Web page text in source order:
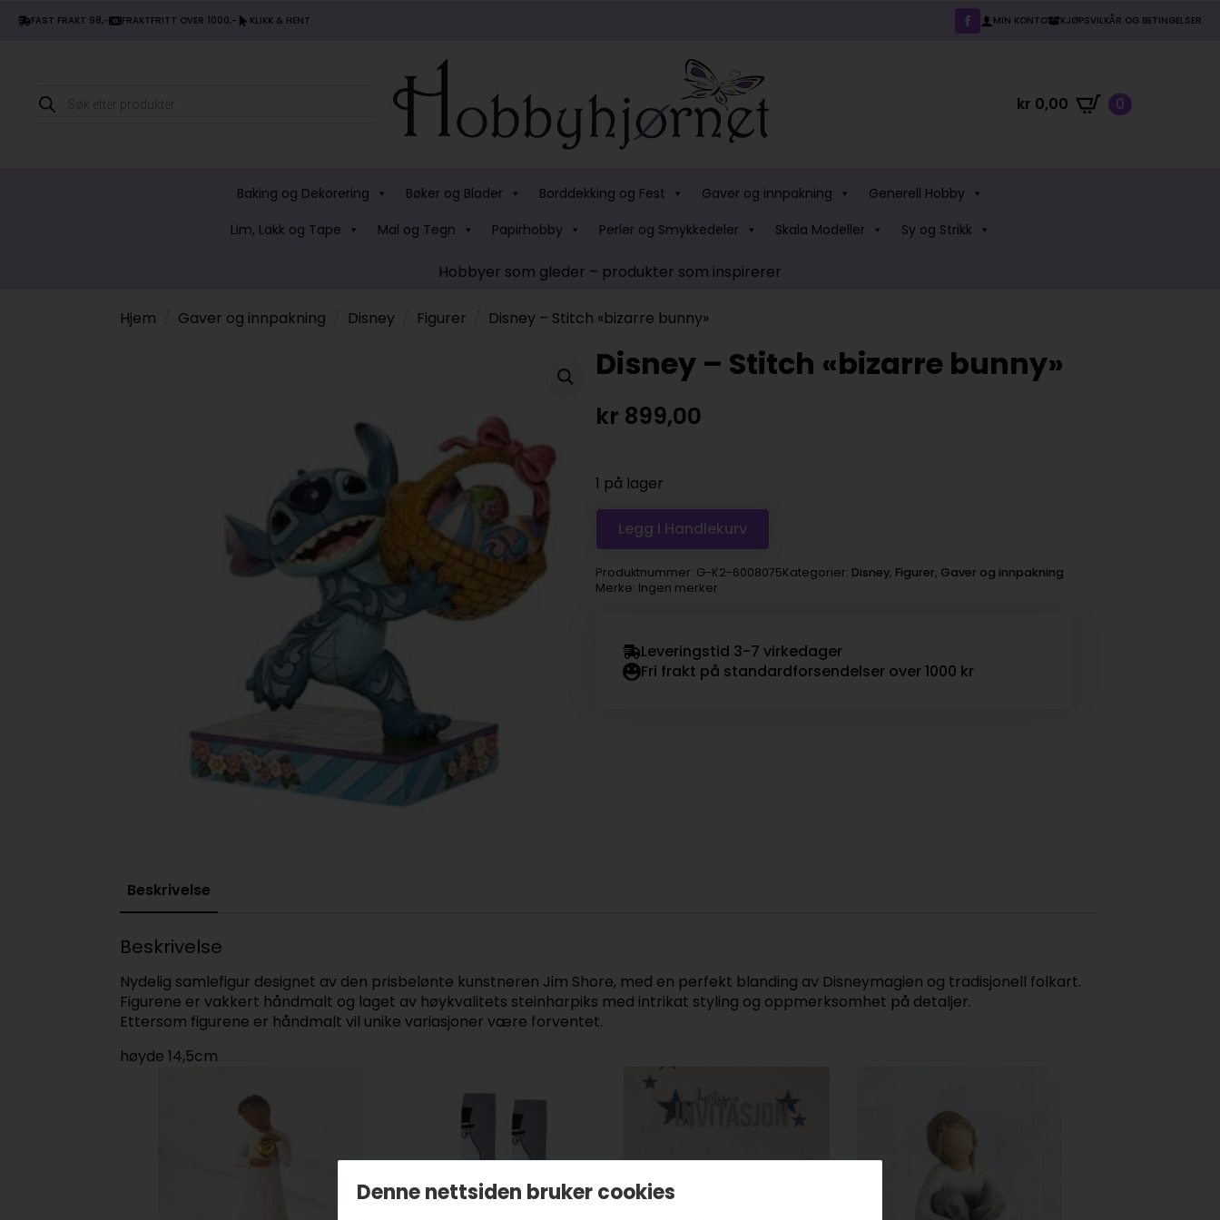
FAST FRAKT 98,- FRAKTFRITT OVER 1000,- KLIKK & HENT MIN KONTO KJØPSVILKÅR OG BETINGELSER
Products
search kr 0,00 0
Baking og Dekorering Bøker og Blader Borddekking og Fest Gaver og innpakning
Generell Hobby
Lim, Lakk og Tape
Mal og Tegn Papirhobby Perler og Smykkedeler Skala Modeller Sy og Strikk
Hobbyer som gleder – produkter som inspirerer
Hjem Gaver og innpakning Disney Figurer Disney – Stitch «bizarre bunny»
Disney – Stitch «bizarre bunny»
kr 899,00
1 på lager
Legg I Handlekurv
Produktnummer: G-K2-6008075Kategorier: Disney, Figurer, Gaver og innpakning
Merke: Ingen merker
Leveringstid 3-7 virkedager
Fri frakt på standardforsendelser over 1000 kr
Beskrivelse
Beskrivelse
Nydelig samlefigur designet av den prisbelønte kunstneren Jim Shore, med en perfekt blanding av Disneymagien og tradisjonell folkart.
Figurene er vakkert håndmalt og laget av høykvalitets steinharpiks med intrikat styling og oppmerksomhet på detaljer.
Ettersom figurene er håndmalt vil unike variasjoner være forventet.
høyde 14,5cm
Denne nettsiden bruker cookies